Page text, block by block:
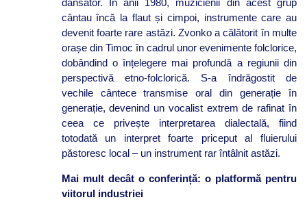
dansator. În anii 1980, muzicienii din acest grup
cântau încă la flaut și cimpoi, instrumente care au
devenit foarte rare astăzi. Zvonko a călătorit în multe
orașe din Timoc în cadrul unor evenimente folclorice,
dobândind o înțelegere mai profundă a regiunii din
perspectivă etno-folclorică. S-a îndrăgostit de
vechile cântece transmise oral din generație în
generație, devenind un vocalist extrem de rafinat în
ceea ce privește interpretarea dialectală, fiind
totodată un interpret foarte priceput al fluierului
păstoresc local – un instrument rar întâlnit astăzi.
Mai mult decât o conferință: o platformă pentru
viitorul industriei